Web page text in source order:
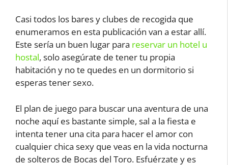
Casi todos los bares y clubes de recogida que
enumeramos en esta publicación van a estar allí.
Este sería un buen lugar para reservar un hotel u
hostal, solo asegúrate de tener tu propia
habitación y no te quedes en un dormitorio si
esperas tener sexo.
El plan de juego para buscar una aventura de una
noche aquí es bastante simple, sal a la fiesta e
intenta tener una cita para hacer el amor con
cualquier chica sexy que veas en la vida nocturna
de solteros de Bocas del Toro. Esfuérzate y es